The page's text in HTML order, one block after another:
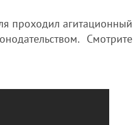
проходил агитационный
Смотрите